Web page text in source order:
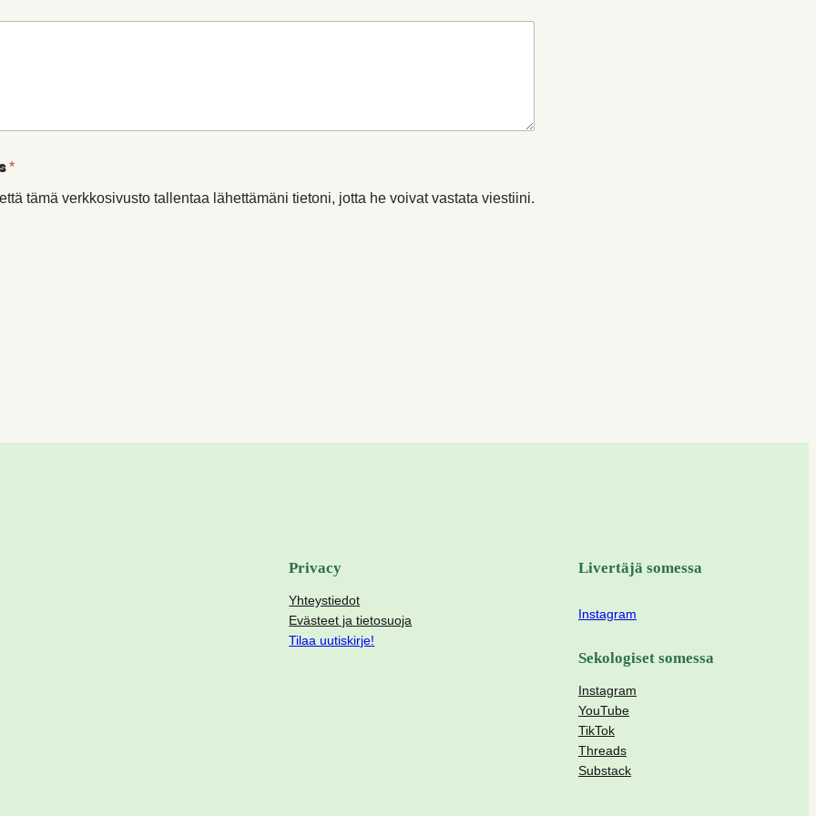
*
tämä verkkosivusto tallentaa lähettämäni tietoni, jotta he voivat vastata viestiini.
Privacy
Yhteystiedot
Evästeet ja tietosuoja
Tilaa uutiskirje!
Livertäjä somessa
Instagram
Sekologiset somessa
Instagram
YouTube
TikTok
Threads
Substack